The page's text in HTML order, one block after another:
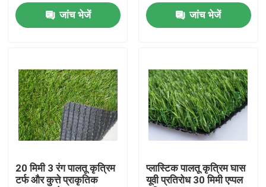
गुणवत्ता नियंत्रण
संपर्क करें
समाचार
मामलों
फुटबॉल कृत्रिम घास
जांच भेजें जांच भेजें
20 मिमी 3 रंग पालतू कृत्रिम
टर्फ और कुत्ते प्राकृतिक
प्लास्टिक पालतू कृत्रिम घास
यूवी प्रतिरोध 30 मिमी एप्पल